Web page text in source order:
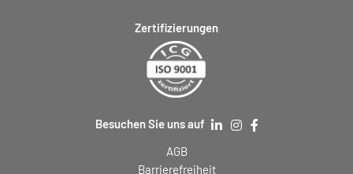
Zertifizierungen
Besuchen Sie uns auf
AGB
Barrierefreiheit